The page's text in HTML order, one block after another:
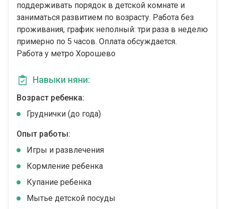
поддерживать порядок в детской комнате и
заниматься развитием по возрасту. Работа без
проживания, график неполный: три раза в неделю
примерно по 5 часов. Оплата обсуждается.
Работа у метро Хорошево
Навыки няни:
Возраст ребенка:
Груднички (до года)
Опыт работы:
Игры и развлечения
Кормление ребенка
Купание ребенка
Мытье детской посуды